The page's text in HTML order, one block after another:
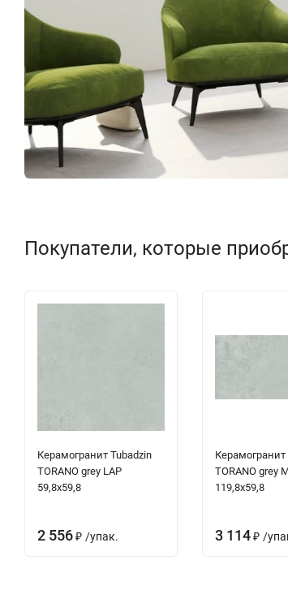
Покупатели, которые
Керамогранит Tubadzin
TORANO grey LAP
59,8x59,8
2 556 ₽ /упак.
Керамогранит
TORANO grey
119,8x59,8
3 114 ₽ /